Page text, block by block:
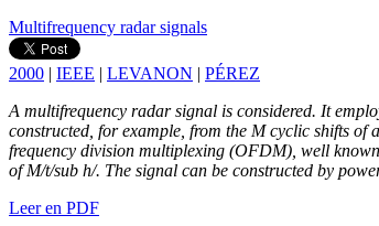
Multifrequency radar signals
2000 | IEEE | LEVANON | PÉREZ
A multifrequency radar signal is considered. It
constructed, for example, from the M cyclic shifts of
frequency division multiplexing (OFDM), well
of M/t/sub h/. The signal can be constructed by
Leer en PDF